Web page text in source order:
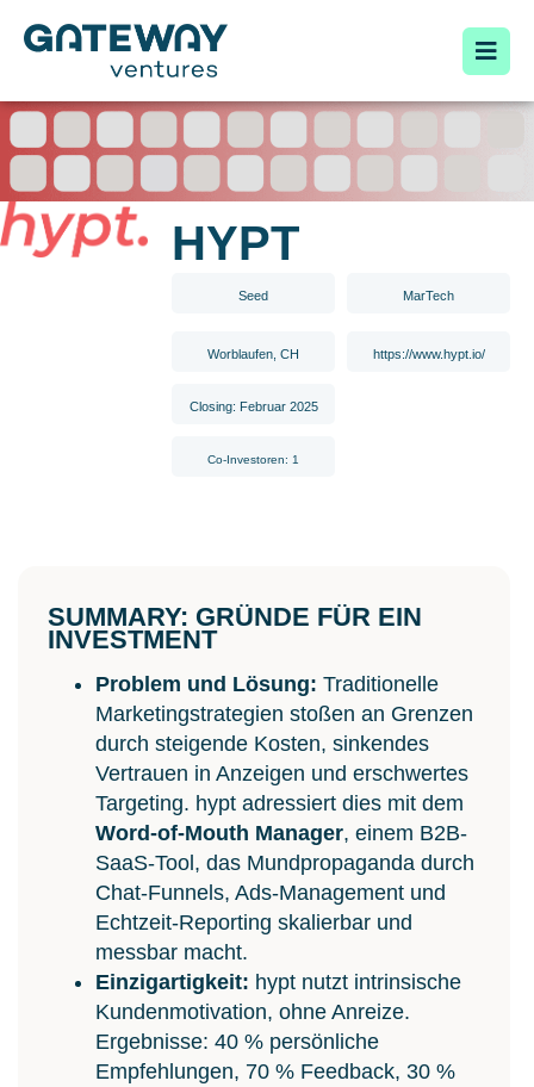
HYPT
Seed
Worblaufen, CH
MarTech
https://www.hypt.io/
Closing: Februar 2025
Co-Investoren: 1
SUMMARY: GRÜNDE FÜR EIN
INVESTMENT
Problem und Lösung: Traditionelle
Marketingstrategien stoßen an Grenzen
durch steigende Kosten, sinkendes
Vertrauen in Anzeigen und erschwertes
Targeting. hypt adressiert dies mit dem
Word-of-Mouth Manager, einem B2B-
SaaS-Tool, das Mundpropaganda durch
Chat-Funnels, Ads-Management und
Echtzeit-Reporting skalierbar und
messbar macht.
Einzigartigkeit: hypt nutzt intrinsische
Kundenmotivation, ohne Anreize.
Ergebnisse: 40 % persönliche
Empfehlungen, 70 % Feedback, 30 %